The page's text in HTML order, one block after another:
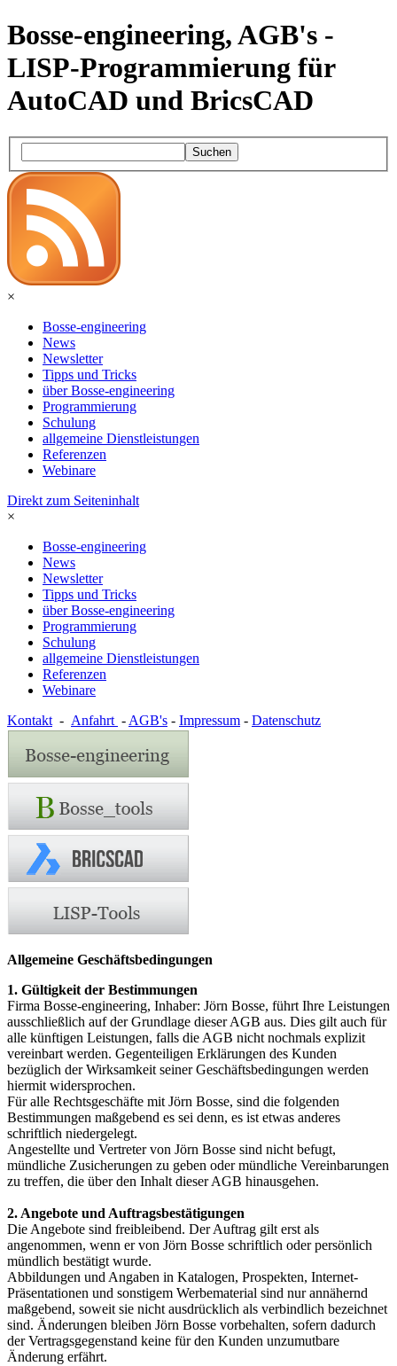
Bosse-engineering, AGB's -
LISP-Programmierung für
AutoCAD und BricsCAD
Suchen
×
Bosse-engineering
News
Newsletter
Tipps und Tricks
über Bosse-engineering
Programmierung
Schulung
allgemeine Dienstleistungen
Referenzen
Webinare
Direkt zum Seiteninhalt
×
Bosse-engineering
News
Newsletter
Tipps und Tricks
über Bosse-engineering
Programmierung
Schulung
allgemeine Dienstleistungen
Referenzen
Webinare
Kontakt- Anfahrt -AGB's - Impressum - Datenschutz
Allgemeine Geschäftsbedingungen
1. Gültigkeit der Bestimmungen
Firma Bosse-engineering, Inhaber: Jörn Bosse, führt Ihre Leistungen
ausschließlich auf der Grundlage dieser AGB aus. Dies gilt auch für
alle künftigen Leistungen, falls die AGB nicht nochmals explizit
vereinbart werden. Gegenteiligen Erklärungen des Kunden
bezüglich der Wirksamkeit seiner Geschäftsbedingungen werden
hiermit widersprochen.
Für alle Rechtsgeschäfte mit Jörn Bosse, sind die folgenden
Bestimmungen maßgebend es sei denn, es ist etwas anderes
schriftlich niedergelegt.
Angestellte und Vertreter von Jörn Bosse sind nicht befugt,
mündliche Zusicherungen zu geben oder mündliche Vereinbarungen
zu treffen, die über den Inhalt dieser AGB hinausgehen.
2. Angebote und Auftragsbestätigungen
Die Angebote sind freibleibend. Der Auftrag gilt erst als
angenommen, wenn er von Jörn Bosse schriftlich oder persönlich
mündlich bestätigt wurde.
Abbildungen und Angaben in Katalogen, Prospekten, Internet-
Präsentationen und sonstigem Werbematerial sind nur annähernd
maßgebend, soweit sie nicht ausdrücklich als verbindlich bezeichnet
sind. Änderungen bleiben Jörn Bosse vorbehalten, sofern dadurch
der Vertragsgegenstand keine für den Kunden unzumutbare
Änderung erfährt.